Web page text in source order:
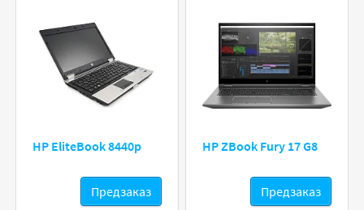
HP EliteBook 8440p
Предзаказ
HP ZBook Fury 17 G8
Предзаказ